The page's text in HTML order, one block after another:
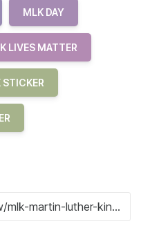
MLK DAY
LIVES MATTER
STICKER